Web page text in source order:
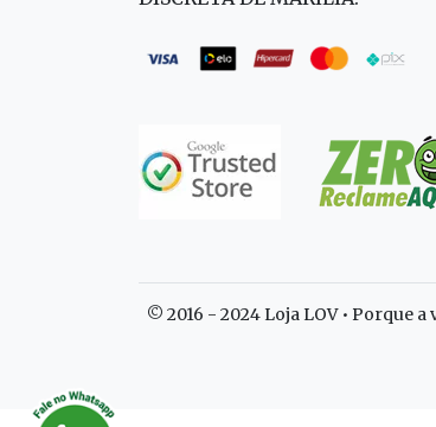
© 2016 - 2024 Loja LOV • Porque